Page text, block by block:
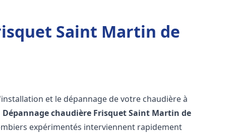
Saint Martin de
et le dépannage de votre chaudière à
chaudière FrisquetSaint Martin de
expérimentés interviennent rapidement